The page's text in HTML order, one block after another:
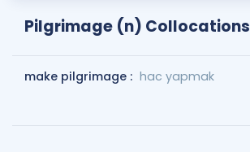
Pilgrimage (n) Collocations
make pilgrimage : hac yapmak